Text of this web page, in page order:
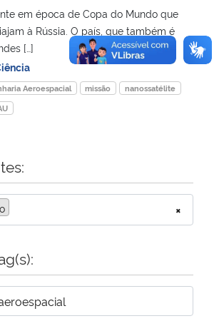
em época de Copa do Mundo que
à Rússia. O país, que também é
[…]
Aeroespacial missão
nanossatélite
×